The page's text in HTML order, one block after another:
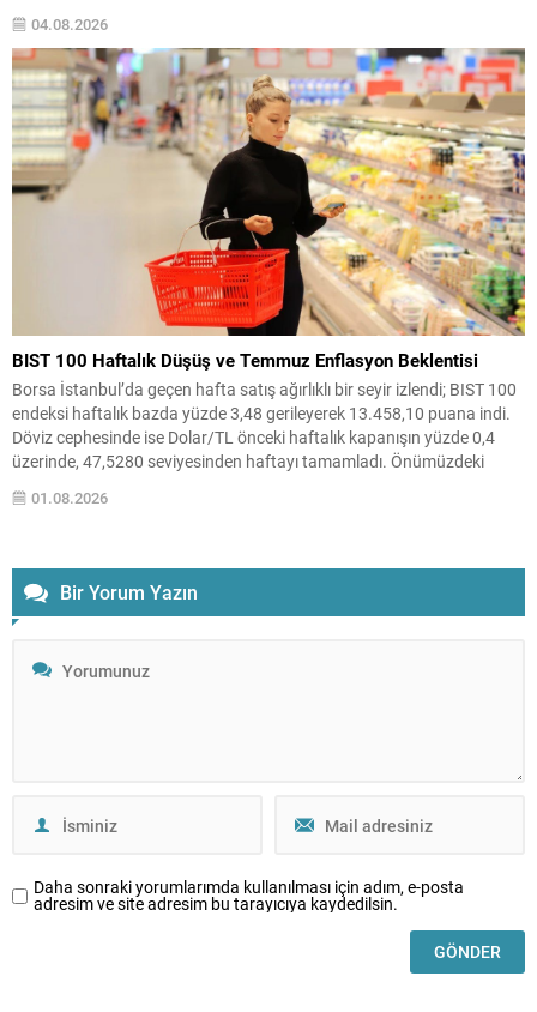
Şirketler Grubu, İstanbul Sanayi Odası (İSO) tarafından açıklanan
“Türkiye’nin 500 Büyük Sanayi...
04.08.2026
BIST 100 Haftalık Düşüş ve Temmuz Enflasyon Beklentisi
Borsa İstanbul’da geçen hafta satış ağırlıklı bir seyir izlendi; BIST 100
endeksi haftalık bazda yüzde 3,48 gerileyerek 13.458,10 puana indi.
Döviz cephesinde ise Dolar/TL önceki haftalık kapanışın yüzde 0,4
üzerinde, 47,5280 seviyesinden haftayı tamamladı. Önümüzdeki
hafta piyasalar için enflasyon verisi pazartesi, dış ticaret dengesi ise
salı günü takip edilecek. Bu...
01.08.2026
Bir Yorum Yazın
Daha sonraki yorumlarımda kullanılması için adım, e-posta
adresim ve site adresim bu tarayıcıya kaydedilsin.